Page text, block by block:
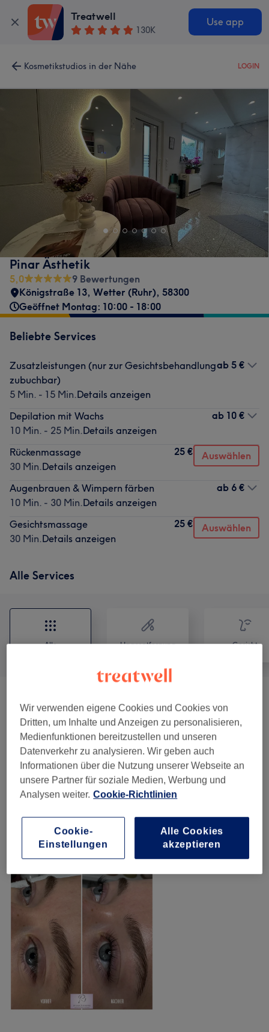
Treatwell
130K
Use app
Kosmetikstudios in der Nähe LOGIN
Pinar Ästhetik
5,0
9 Bewertungen
Königstraße 13, Wetter (Ruhr), 58300
Geöffnet Montag: 10:00 - 18:00
Beliebte Services
Zusatzleistungen (nur zur Gesichtsbehandlung
zubuchbar)
5 Min. - 15 Min.Details anzeigen
ab 5 €
Depilation mit Wachs
10 Min. - 25 Min.Details anzeigen
ab 10 €
Rückenmassage
30 Min.Details anzeigen
25 € Auswählen
Augenbrauen & Wimpern färben
10 Min. - 30 Min.Details anzeigen
ab 6 €
Gesichtsmassage
30 Min.Details anzeigen
25 € Auswählen
Alle Services
Alle Haarentfernung Gesicht
Gesichtsbehandlungen 5
Augenbrauen & Wimpernbehandlungen
Massagen 25 €
Damen Depilation Mit Waxing (1)
Unsere Arbeit
Bild anklicken für weitere Details
Wir verwenden eigene Cookies und Cookies von
Dritten, um Inhalte und Anzeigen zu personalisieren,
Medienfunktionen bereitzustellen und unseren
Datenverkehr zu analysieren. Wir geben auch
Informationen über die Nutzung unserer Webseite an
unsere Partner für soziale Medien, Werbung und
Analysen weiter. Cookie-Richtlinien
Cookie-
Einstellungen
Alle Cookies
akzeptieren